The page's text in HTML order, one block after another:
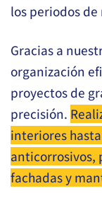
los periodos
Gracias a
organización
proyectos de
precisión.
interiores
anticorrosivos,
fachadas y